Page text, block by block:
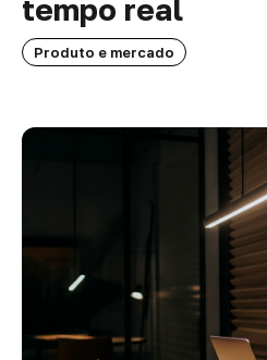
tempo real
Produto e mercado